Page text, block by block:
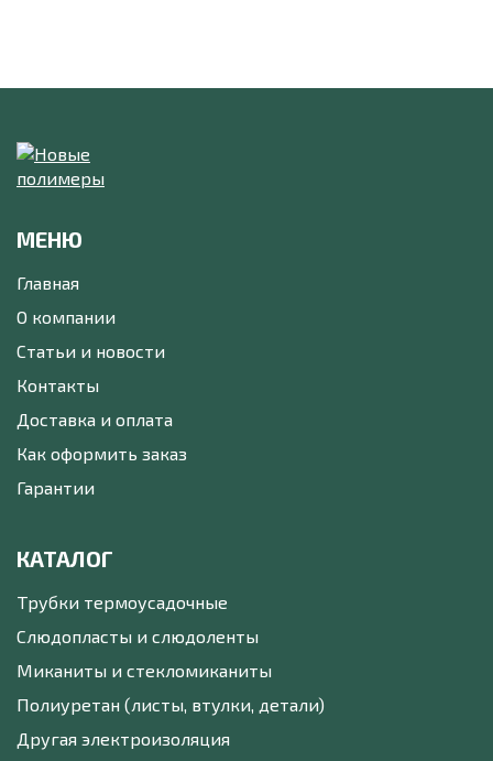
МЕНЮ
Главная
О компании
Статьи и новости
Контакты
Доставка и оплата
Как оформить заказ
Гарантии
КАТАЛОГ
Трубки термоусадочные
Слюдопласты и слюдоленты
Миканиты и стекломиканиты
Полиуретан (листы, втулки, детали)
Другая электроизоляция